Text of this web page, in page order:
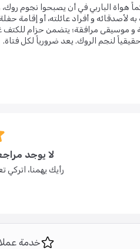
هواة الباربي في أن يصبحوا نجوم
لأصدقائه و أفراد عائلته، أو إقامة
للباربي، و الذي يتضمن 8 ألحان مختلفة و موسيقى
لنجم الروك. يعد ضرورياً لكل فتاة.
لا يوجد
رأيك يهمنا، اتركي
خدمة عملاء